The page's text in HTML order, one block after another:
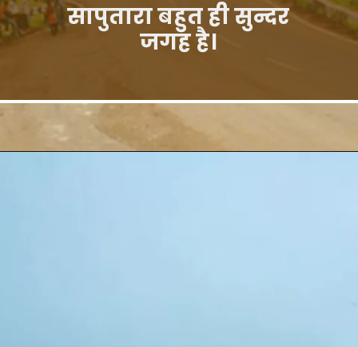
सापुतारा बहुत ही सुन्दर